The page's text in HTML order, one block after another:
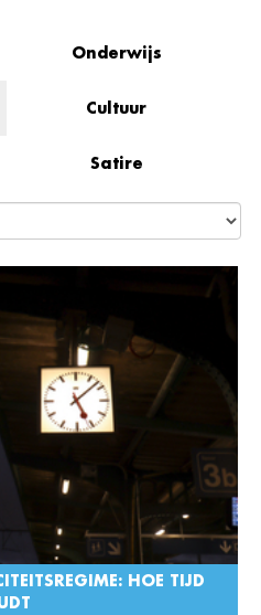
Onderwijs
Cultuur
Satire
HOE TIJD